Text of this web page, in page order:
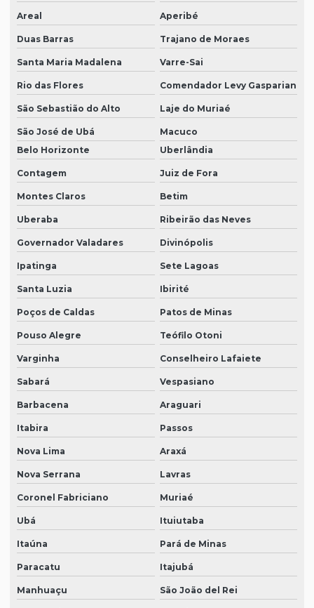
Areal Aperibé
Duas Barras Trajano de Moraes
Santa Maria Madalena Varre-Sai
Rio das Flores Comendador Levy Gasparian
São Sebastião do Alto Laje do Muriaé
São José de Ubá
Macuco
Belo Horizonte
Uberlândia
Contagem Juiz de Fora
Montes Claros Betim
Uberaba Ribeirão das Neves
Governador Valadares Divinópolis
Ipatinga Sete Lagoas
Santa Luzia Ibirité
Poços de Caldas Patos de Minas
Pouso Alegre Teófilo Otoni
Varginha Conselheiro Lafaiete
Sabará Vespasiano
Barbacena Araguari
Itabira Passos
Nova Lima Araxá
Nova Serrana Lavras
Coronel Fabriciano Muriaé
Ubá Ituiutaba
Itaúna Pará de Minas
Paracatu Itajubá
Manhuaçu São João del Rei